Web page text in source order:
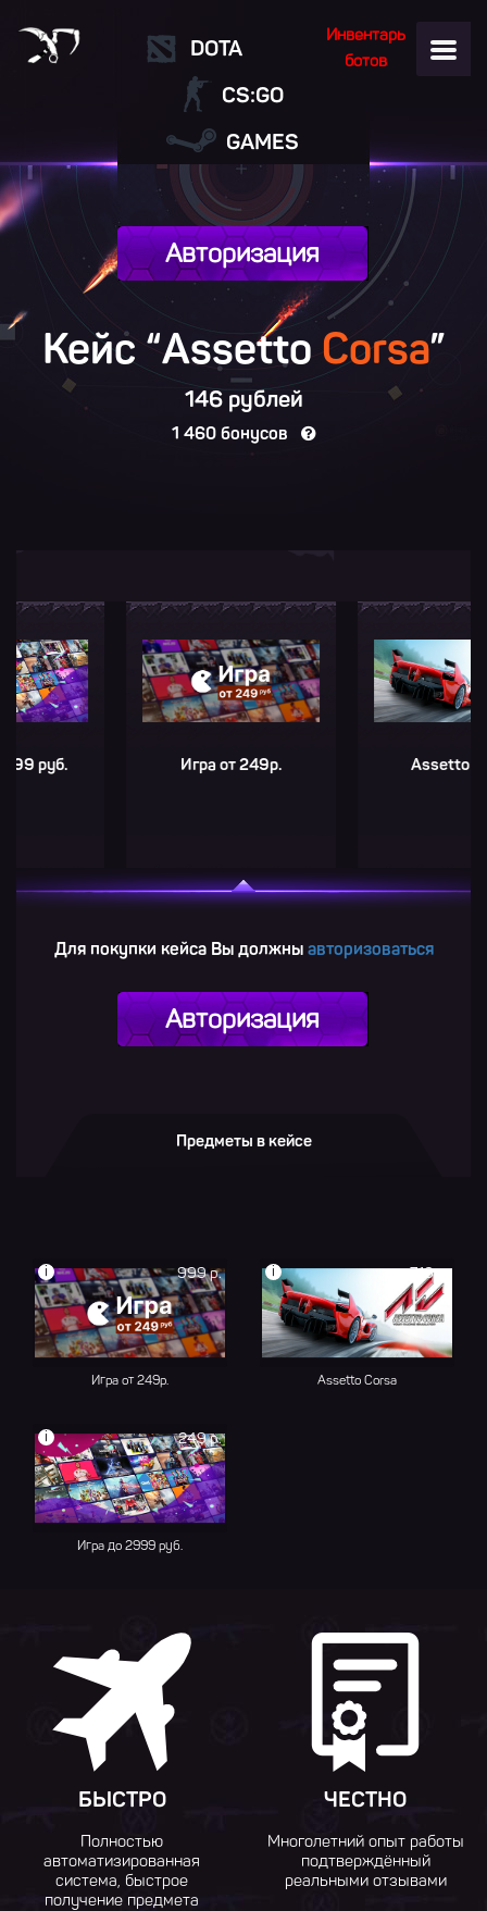
Инвентарь
ботов
DOTA
CS:GO
GAMES
Авторизация
Кейс “Assetto Corsa”
146 рублей
1 460 бонусов
Игра от 249р. Assetto Corsa
Для покупки кейса Вы должны авторизоваться
Авторизация
Предметы в кейсе
999 р.
i
Игра от 249р.
710 р.
i
Assetto Corsa
249 р.
i
Игра до 2999 руб.
БЫСТРО
Полностью
автоматизированная
система, быстрое
получение предмета
ЧЕСТНО
Многолетний опыт работы
подтверждённый
реальными отзывами